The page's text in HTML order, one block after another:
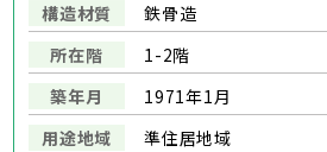
構造材質
鉄骨造
所在階
1-2階
築年月
1971年1月
用途地域
準住居地域